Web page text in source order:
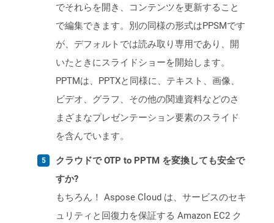
でそれらを開き、コンテンツを更新すること
で編集できます。別の同様の形式はPPSMです
が、デフォルトでは読み取り専用であり、開
いたときにスライドショーを開始します。
PPTMは、PPTXと同様に、テキスト、画像、
ビデオ、グラフ、その他の関連資料などのさ
まざまなプレゼンテーション要素のスライド
を含んでいます。
クラウドで OTP to PPTM を変換しても安全で
すか?
もちろん！ Aspose Cloud は、サービスのセキ
ュリティと回復力を保証する Amazon EC2 ク